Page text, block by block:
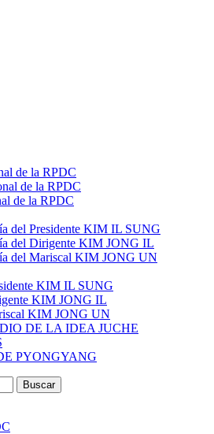
de la RPDC
de la RPDC
de la RPDC
del Presidente KIM IL SUNG
del Dirigente KIM JONG IL
del Mariscal KIM JONG UN
KIM IL SUNG
KIM JONG IL
KIM JONG UN
DE LA IDEA JUCHE
PYONGYANG